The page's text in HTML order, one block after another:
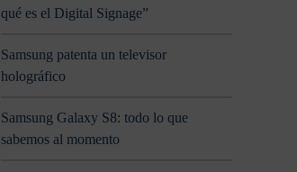
qué es el Digital Signage”
Samsung patenta un televisor
holográfico
Samsung Galaxy S8: todo lo que
sabemos al momento